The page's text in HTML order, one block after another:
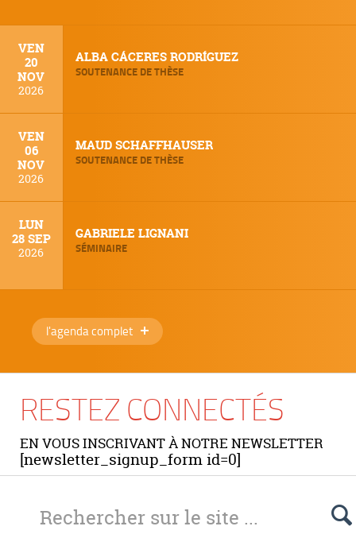
VEN
20
NOV
2026
ALBA CÁCERES RODRÍGUEZ
SOUTENANCE DE THÈSE
VEN
06
NOV
2026
MAUD SCHAFFHAUSER
SOUTENANCE DE THÈSE
LUN
28 SEP
2026
GABRIELE LIGNANI
SÉMINAIRE
l'agenda complet
RESTEZ CONNECTÉS
EN VOUS INSCRIVANT À NOTRE NEWSLETTER
[newsletter_signup_form id=0]